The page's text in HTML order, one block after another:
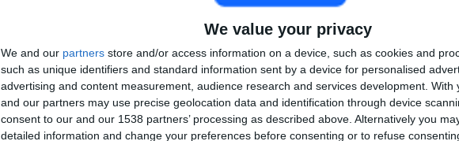
We value your privacy
We and our partners store and/or access information on a device, such as cookies and
such as unique identifiers and standard information sent by a device for personalised
advertising and content measurement, audience research and services development. With
and our partners may use precise geolocation data and identification through device
consent to our and our 1538 partners’ processing as described above. Alternatively you
detailed information and change your preferences before consenting or to refuse
VS Paris FC
Frauen
2
BEWERBE
RANKING NACH BEWERBEN
9 (81,82%)
2 (18,18%)